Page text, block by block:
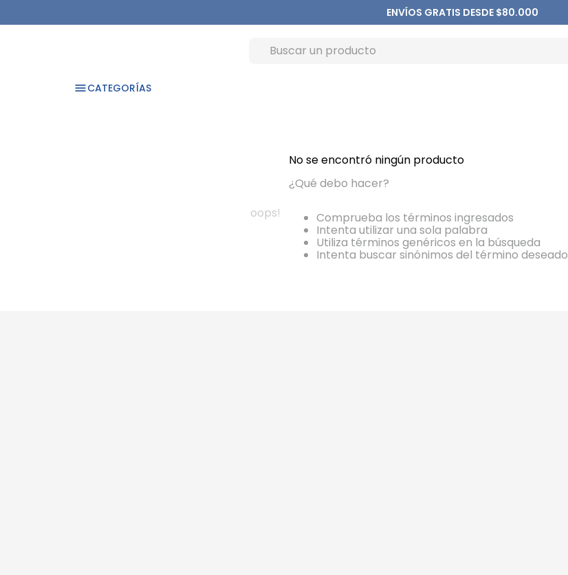
ENVÍOS GRATIS DESDE $80.000
CATEGORÍAS
oops!
No se encontró ningún producto
¿Qué debo hacer?
Comprueba los términos ingresados
Intenta utilizar una sola palabra
Utiliza términos genéricos en la búsqueda
Intenta buscar sinónimos del término deseado